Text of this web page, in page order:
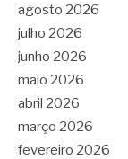
agosto 2026
julho 2026
junho 2026
maio 2026
abril 2026
março 2026
fevereiro 2026